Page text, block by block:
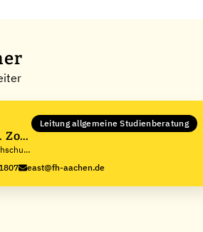
Zoe
Leitung allgemeine Studienberatung
east@fh-aachen.de